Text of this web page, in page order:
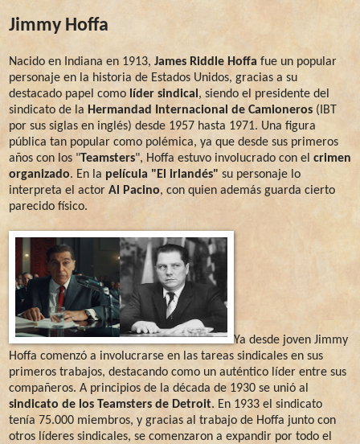
Jimmy Hoffa
Nacido en Indiana en 1913, James Riddle Hoffa fue un popular
personaje en la historia de Estados Unidos, gracias a su
destacado papel como líder sindical , siendo el presidente del
sindicato de la Hermandad Internacional de Camioneros (IBT
por sus siglas en inglés) desde 1957 hasta 1971. Una figura
pública tan popular como polémica, ya que desde sus primeros
años con los "Teamsters", Hoffa estuvo involucrado con el crimen
organizado. En la película "El irlandés" su personaje lo
interpreta el actor Al Pacino, con quien además guarda cierto
parecido físico.
Ya desde joven Jimmy
Hoffa comenzó a involucrarse en las tareas sindicales en sus
primeros trabajos, destacando como un auténtico líder entre sus
compañeros. A principios de la década de 1930 se unió al
sindicato de los Teamsters de Detroit. En 1933 el sindicato
tenía 75.000 miembros, y gracias al trabajo de Hoffa junto con
otros líderes sindicales, se comenzaron a expandir por todo el